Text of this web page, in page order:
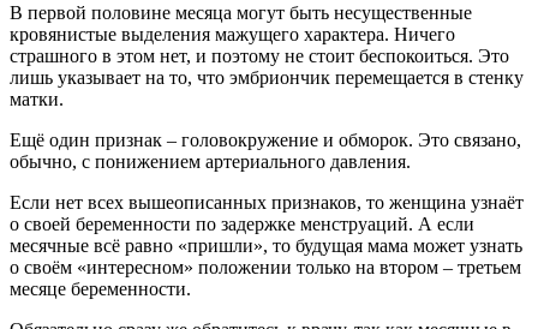
В первой половине месяца могут быть несущественные
кровянистые выделения мажущего характера. Ничего
страшного в этом нет, и поэтому не стоит беспокоиться. Это
лишь указывает на то, что эмбриончик перемещается в стенку
матки.
Ещё один признак – головокружение и обморок. Это связано,
обычно, с понижением артериального давления.
Если нет всех вышеописанных признаков, то женщина узнаёт
о своей беременности по задержке менструаций. А если
месячные всё равно «пришли», то будущая мама может узнать
о своём «интересном» положении только на втором – третьем
месяце беременности.